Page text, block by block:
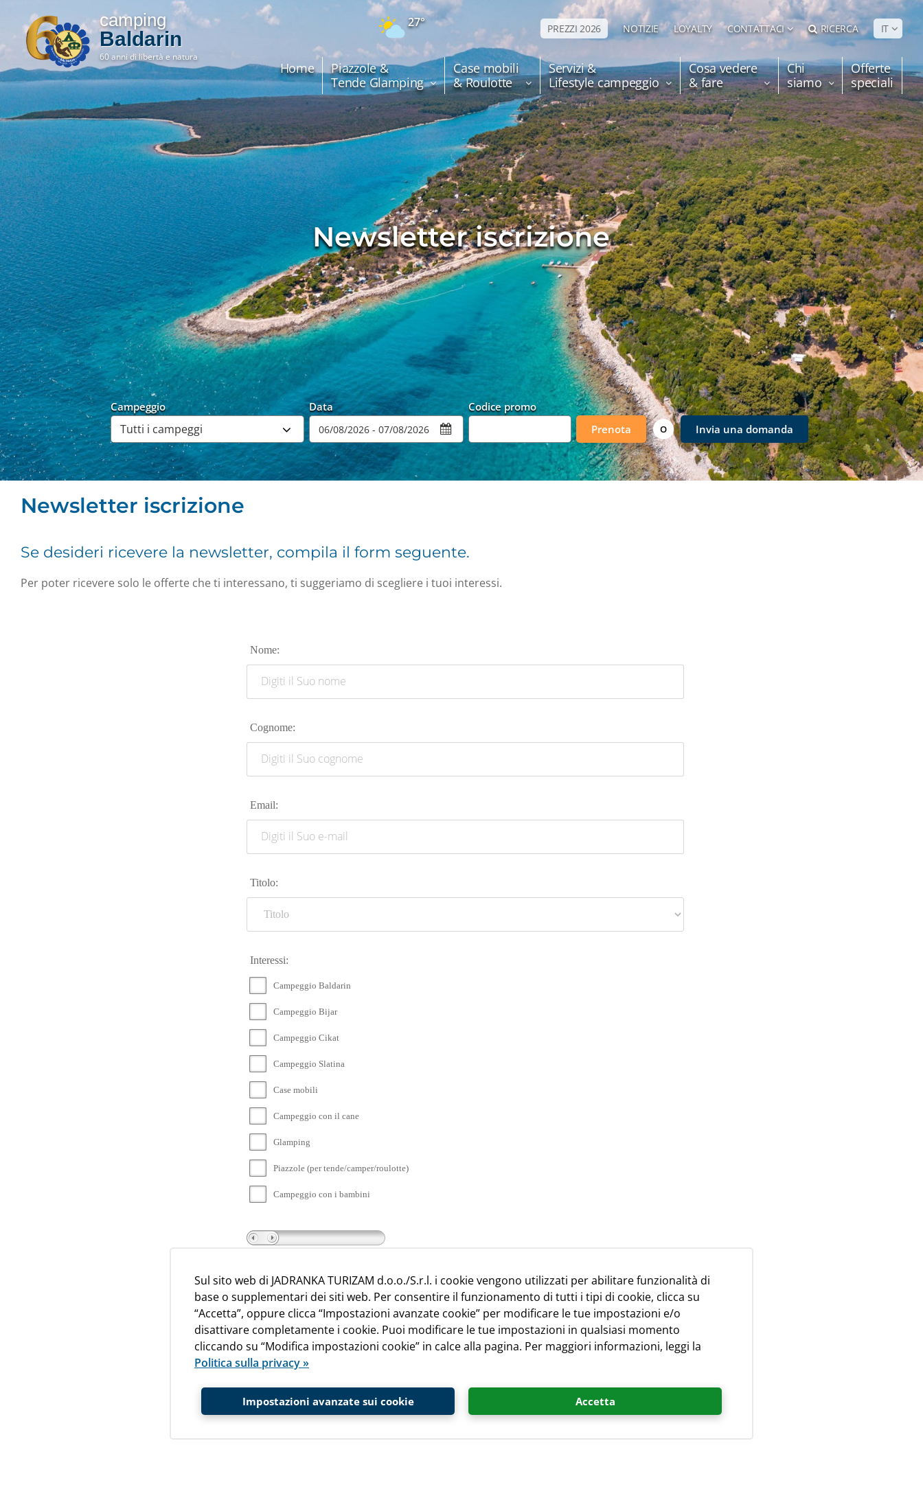
camping
Baldarin
60 anni di libertà e natura
27° PREZZI 2026 NOTIZIE LOYALTY CONTATTACI RICERCA IT
Home
Piazzole &
Tende Glamping
Case mobili
& Roulotte
Servizi &
Lifestyle campeggio
Cosa vedere
& fare
Chi
siamo
Offerte
speciali
Campeggio Data
Codice promo
Prenota
O Invia una domanda
Newsletter iscrizione
Newsletter iscrizione
Se desideri ricevere la newsletter, compila il form seguente.
Per poter ricevere solo le offerte che ti interessano, ti suggeriamo di scegliere i tuoi interessi.
Sul sito web di JADRANKA TURIZAM d.o.o./S.r.l. i cookie vengono utilizzati per abilitare funzionalità di
base o supplementari dei siti web. Per consentire il funzionamento di tutti i tipi di cookie, clicca su
“Accetta”, oppure clicca “Impostazioni avanzate cookie” per modificare le tue impostazioni e/o
disattivare completamente i cookie. Puoi modificare le tue impostazioni in qualsiasi momento
cliccando su “Modifica impostazioni cookie” in calce alla pagina. Per maggiori informazioni, leggi la
Politica sulla privacy »
Impostazioni avanzate sui cookie Accetta